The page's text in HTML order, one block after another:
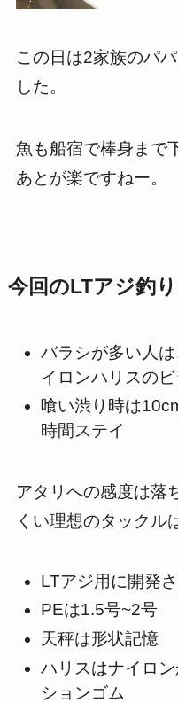
この日は2家族のパ
した。
魚も船宿で棒身まで
あとが楽ですねー。
今回のLTアジ釣
バラシが多い人
イロンハリスの
喰い渋り時は
時間ステイ
アタリへの感度は落
くい理想のタックル
LTアジ用に開発
PEは1.5号~2号
天秤は形状記憶
ハリスはナイロ
ションゴム